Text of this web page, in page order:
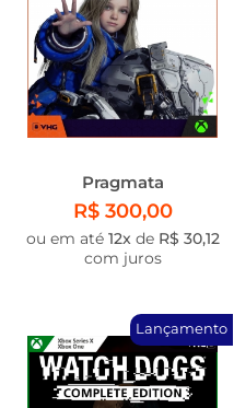
Pragmata
R$ 300,00
ou em até 12xde R$ 30,12
com juros
Lançamento